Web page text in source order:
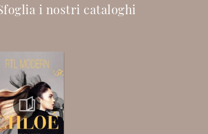
i nostri cataloghi